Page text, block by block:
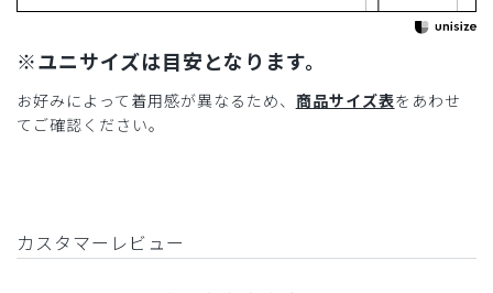
※ユニサイズは目安となります。
お好みによって着用感が異なるため、 商品サイズ表をあわせ
てご確認ください。
カスタマーレビュー